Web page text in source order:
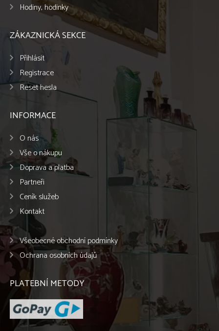
Hodiny, hodinky
ZÁKAZNICKÁ SEKCE
Přihlásit
Registrace
Reset hesla
INFORMACE
O nás
Vše o nákupu
Doprava a platba
Partneři
Ceník služeb
Kontakt
Všeobecné obchodní podmínky
Ochrana osobních údajů
PLATEBNÍ METODY